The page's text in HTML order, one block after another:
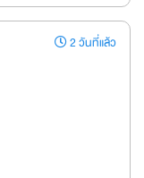
2 วันที่แล้ว